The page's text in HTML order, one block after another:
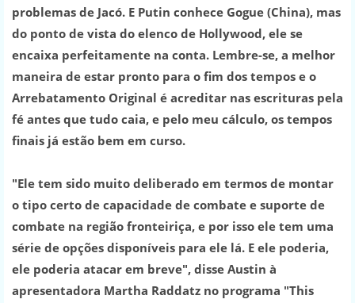
problemas de Jacó. E Putin conhece Gogue (China), mas
do ponto de vista do elenco de Hollywood, ele se
encaixa perfeitamente na conta. Lembre-se, a melhor
maneira de estar pronto para o fim dos tempos e o
Arrebatamento Original é acreditar nas escrituras pela
fé antes que tudo caia, e pelo meu cálculo, os tempos
finais já estão bem em curso.
"Ele tem sido muito deliberado em termos de montar
o tipo certo de capacidade de combate e suporte de
combate na região fronteiriça, e por isso ele tem uma
série de opções disponíveis para ele lá. E ele poderia,
ele poderia atacar em breve", disse Austin à
apresentadora Martha Raddatz no programa "This